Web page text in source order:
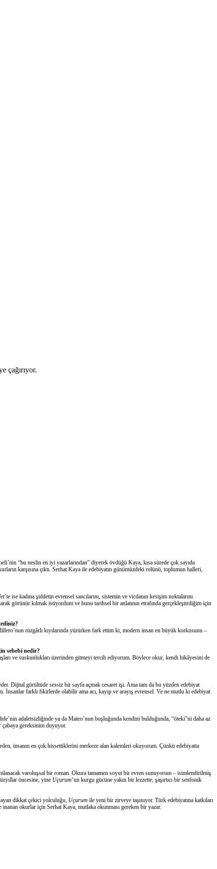
çağırıyor.
“bu neslin en iyi yazarlarından” diyerek övdüğü Kaya, kısa sürede çok sayıda
karşısına çıktı. SerhatKaya ile edebiyatın günümüzdeki rolünü, toplumun halleri,
’te ise kadına şiddetin evrensel sancılarını, sistemin ve vicdanın kesişim noktalarını
arak görünür kılmak istiyordum ve bunu tarihsel bir anlatının etrafında gerçekleştirdiğim için
rüzgârlı kıyılarında yürürken fark ettim ki, modern insan en büyük korkusunu –
sebebi nedir?
ve suskunlukları üzerinden gitmeyi tercih ediyorum. Böylece okur, kendi hikâyesini de
Dijital gürültüde sessiz bir sayfa açmak cesaret işi. Ama tam da bu yüzden edebiyat
İnsanlar farklı fikirlerde olabilir ama acı, kayıp ve arayış evrensel. Ve ne mutlu ki edebiyat
adaletsizliğinde ya da Mateo’nun boşluğunda kendini bulduğunda, “öteki”ni daha az
ya gereksinim duyuyor.
den, insanın en çok hissettiklerini merkeze alan kalemleri okuyorum. Çünkü edebiyatta
varoluşsal bir roman. Okura tamamen soyut bir evren sunuyorum – isimlendirilmiş
öncesine, yine Uçurum’un kurgu gücüne yakın bir lezzette, şaşırtıcı bir senfonik
dikkat çekici yolculuğu, Uçurum ile yeni bir zirveye taşınıyor. Türk edebiyatına katkıları
inanan okurlar için Serhat Kaya, mutlaka okunması gereken bir yazar.